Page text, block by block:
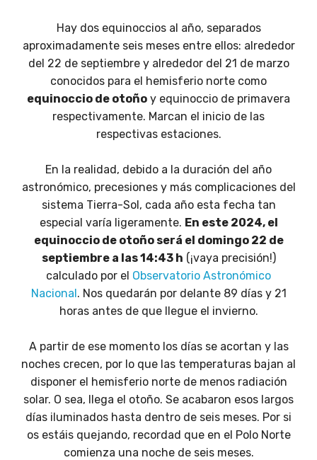
Hay dos equinoccios al año, separados
aproximadamente seis meses entre ellos: alrededor
del 22 de septiembre y alrededor del 21 de marzo
conocidos para el hemisferio norte como
equinoccio de otoño y equinoccio de primavera
respectivamente. Marcan el inicio de las
respectivas estaciones.
En la realidad, debido a la duración del año
astronómico, precesiones y más complicaciones del
sistema Tierra-Sol, cada año esta fecha tan
especial varía ligeramente. En este 2024, el
equinoccio de otoño será el domingo 22 de
septiembre a las 14:43 h (¡vaya precisión!)
calculado por el Observatorio Astronómico
Nacional. Nos quedarán por delante 89 días y 21
horas antes de que llegue el invierno.
A partir de ese momento los días se acortan y las
noches crecen, por lo que las temperaturas bajan al
disponer el hemisferio norte de menos radiación
solar. O sea, llega el otoño. Se acabaron esos largos
días iluminados hasta dentro de seis meses. Por si
os estáis quejando, recordad que en el Polo Norte
comienza una noche de seis meses.